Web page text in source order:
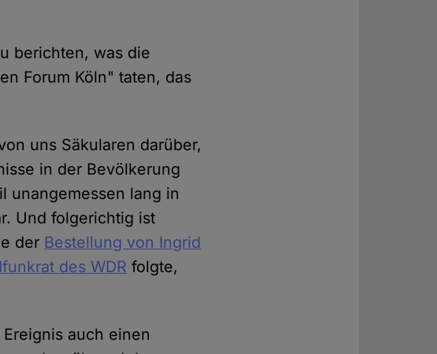
berichten, was die
Forum Köln" taten, das
uns Säkularen darüber,
in der Bevölkerung
unangemessen lang in
Und folgerichtig ist
der Bestellung von Ingrid
des WDR folgte,
auch einen